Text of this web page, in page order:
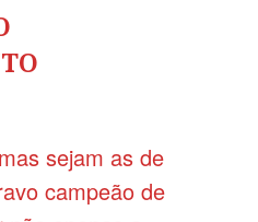
sejam as de
campeão de